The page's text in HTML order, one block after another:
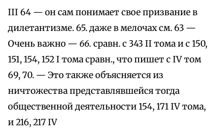
III 64 — он сам понимает свое призвание в
дилетантизме. 65. даже в мелочах см. 63 —
Очень важно — 66. сравн. с 343 II тома и с 150,
151, 154, 152 I тома сравн., что пишет с IV том
69, 70. — Это также объясняется из
ничтожества представлявшейся тогда
общественной деятельности 154, 171 IV тома,
и 216, 217 IV